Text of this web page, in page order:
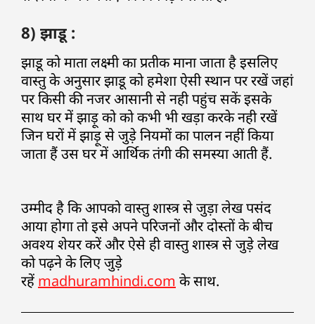
8) झाडू :
झाडू को माता लक्ष्मी का प्रतीक माना जाता है इसलिए
वास्तु के अनुसार झाडू को हमेशा ऐसी स्थान पर रखें जहां
पर किसी की नजर आसानी से नही पहुंच सकें इसके
साथ घर में झाड़ू को को कभी भी खड़ा करके नही रखें
जिन घरों में झाड़ू से जुड़े नियमों का पालन नहीं किया
जाता हैं उस घर में आर्थिक तंगी की समस्या आती हैं.
उम्मीद है कि आपको वास्तु शास्त्र से जुड़ा लेख पसंद
आया होगा तो इसे अपने परिजनों और दोस्तों के बीच
अवश्य शेयर करें और ऐसे ही वास्तु शास्त्र से जुड़े लेख
को पढ़ने के लिए जुड़े
रहें madhuramhindi.com के साथ.